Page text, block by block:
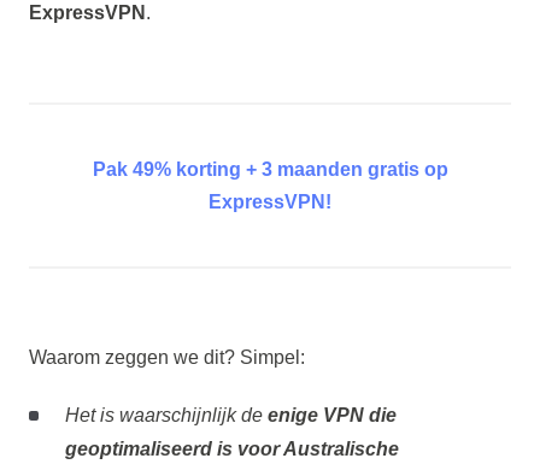
ExpressVPN .
Pak 49% korting + 3 maanden gratis op
ExpressVPN!
Waarom zeggen we dit? Simpel:
Het is waarschijnlijk de enige VPN die
geoptimaliseerd is voor Australische